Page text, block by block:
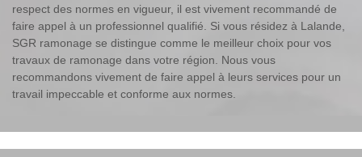
respect des normes en vigueur, il est vivement recommandé de
faire appel à un professionnel qualifié. Si vous résidez à Lalande,
SGR ramonage se distingue comme le meilleur choix pour vos
travaux de ramonage dans votre région. Nous vous
recommandons vivement de faire appel à leurs services pour un
travail impeccable et conforme aux normes.